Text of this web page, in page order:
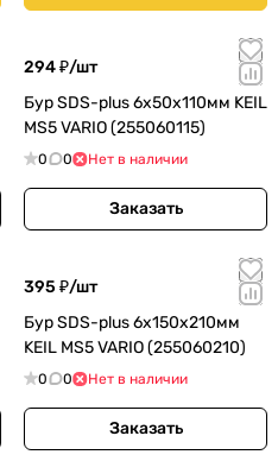
294 ₽/шт
Бур SDS-plus 6х50х110мм KEIL
MS5 VARIO (255060115)
0 0 Нет в наличии
Заказать
395 ₽/шт
Бур SDS-plus 6х150х210мм
KEIL MS5 VARIO (255060210)
0 0 Нет в наличии
Заказать